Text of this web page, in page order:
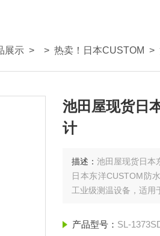
展示 > > 热卖！日本CUSTOM >
池田屋现货日
计
描述：池田屋现货日本
日本东洋CUSTOM防
工业级测温设备，适用
产品型号： SL-